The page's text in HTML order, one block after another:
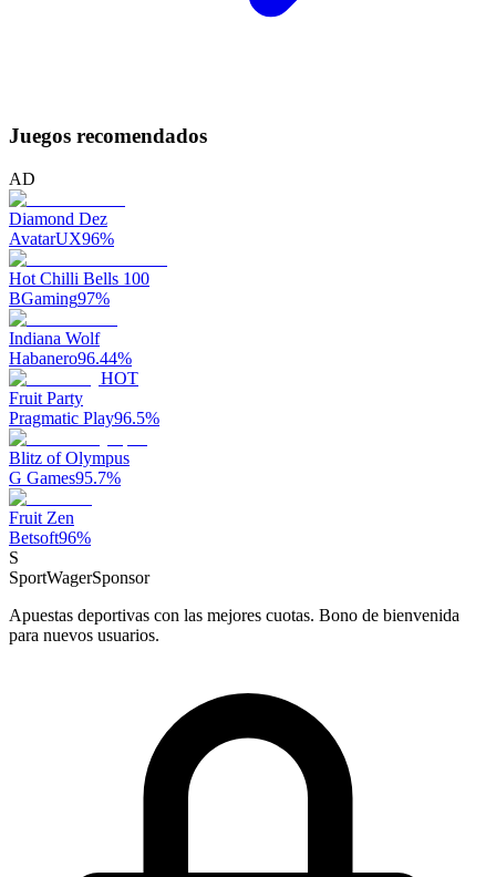
Juegos recomendados
AD
Diamond Dez
AvatarUX96%
Hot Chilli Bells 100
BGaming97%
Indiana Wolf
Habanero96.44%
HOT
Fruit Party
Pragmatic Play96.5%
Blitz of Olympus
G Games95.7%
Fruit Zen
Betsoft96%
S
SportWagerSponsor
Apuestas deportivas con las mejores cuotas. Bono de bienvenida
para nuevos usuarios.